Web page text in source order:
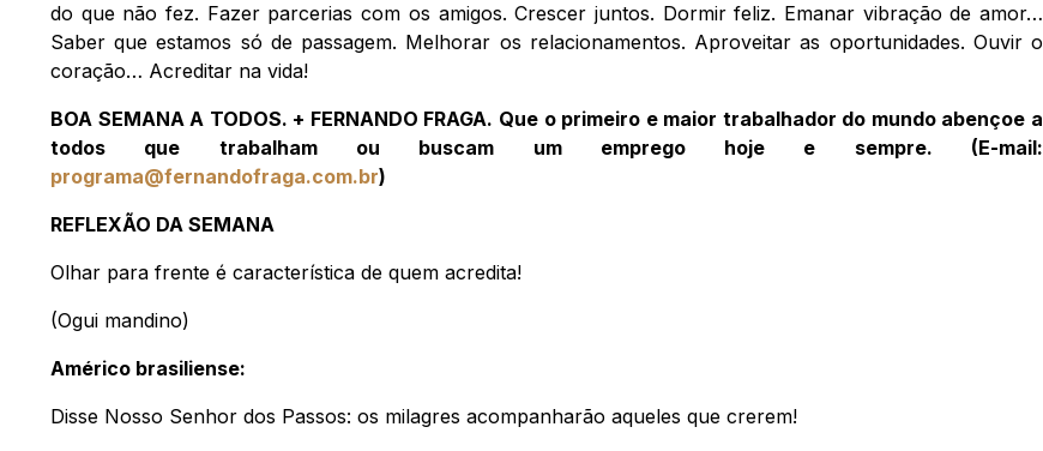
do que não fez. Fazer parcerias com os amigos. Crescer juntos. Dormir feliz. Emanar vibração de amor…
Saber que estamos só de passagem. Melhorar os relacionamentos. Aproveitar as oportunidades. Ouvir o
coração… Acreditar na vida!
BOA SEMANA A TODOS. + FERNANDO FRAGA. Que o primeiro e maior trabalhador do mundo abençoe a
todos que trabalham ou buscam um emprego hoje e sempre. (E-mail:
programa@fernandofraga.com.br)
REFLEXÃO DA SEMANA
Olhar para frente é característica de quem acredita!
(Ogui mandino)
Américo brasiliense:
Disse Nosso Senhor dos Passos: os milagres acompanharão aqueles que crerem!